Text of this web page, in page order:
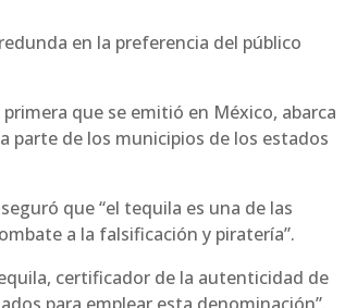
en la preferencia del público
que se emitió en México, abarca
parte de los municipios de los estados
que “el tequila es una de las
a la falsificación y piratería”.
certificador de la autenticidad de